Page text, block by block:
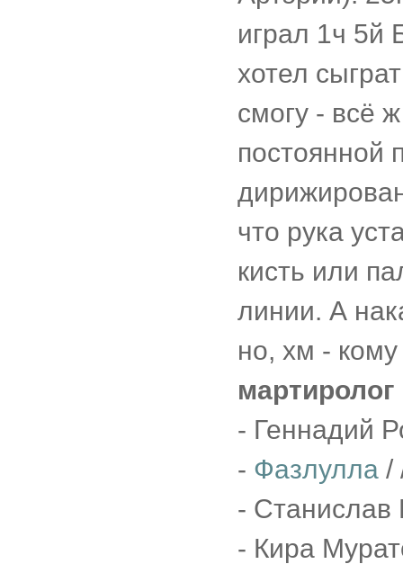
играл 1ч 5й
хотел
смогу - всё
постоянной
что рука
кисть или
линии. А
но, хм -
мартиролог
- Геннадий
- Фазлулла /
- Станислав
- Кира